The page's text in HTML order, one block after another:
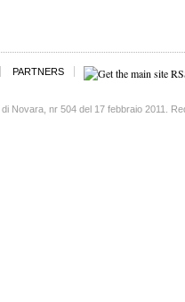
PARTNERS
Novara, nr 504 del 17 febbraio 2011.